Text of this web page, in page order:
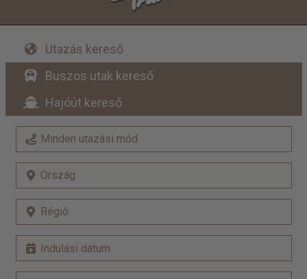
Utazás kereső
Buszos utak kereső
Hajóút kereső